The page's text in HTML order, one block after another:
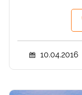
10.04.2016